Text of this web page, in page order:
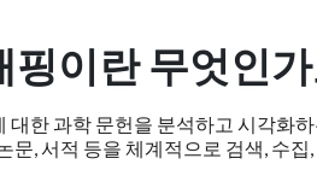
핑이란 무엇인
대한 과학 문헌을 분석하고 시각화
문, 서적 등을 체계적으로 검색, 수